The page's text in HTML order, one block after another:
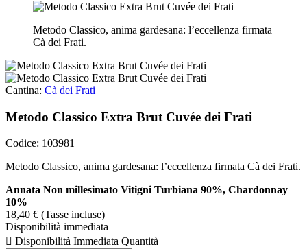
Metodo Classico, anima gardesana: l’eccellenza firmata
Cà dei Frati.
Cantina: Cà dei Frati
Metodo Classico Extra Brut Cuvée dei Frati
Codice: 103981
Metodo Classico, anima gardesana: l’eccellenza firmata Cà dei Frati.
Annata Non millesimato Vitigni Turbiana 90%, Chardonnay
10%
18,40 € (Tasse incluse)
Disponibilità immediata
 Disponibilità Immediata Quantità